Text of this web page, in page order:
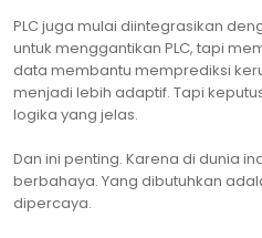
PLC juga mulai diintegrasikan
untuk menggantikan PLC, tapi
data membantu memprediksi
menjadi lebih adaptif. Tapi
logika yang jelas.
Dan ini penting. Karena di dunia
berbahaya. Yang dibutuhkan
dipercaya.